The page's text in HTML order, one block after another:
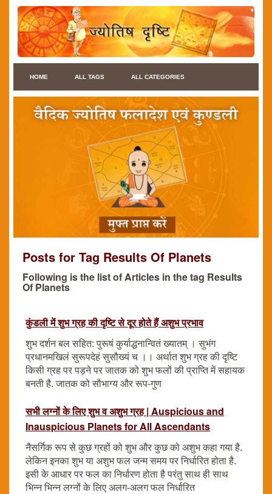
HOME ALL TAGS ALL CATEGORIES
Posts for Tag Results Of Planets
Following is the list of Articles in the tag Results
Of Planets
कुंडली में शुभ ग्रह की दृष्टि से दूर होते हैं अशुभ प्रभाव
शुभ दर्शन बल सहित: पुरूषं कुर्याद्धनान्वितं ख्यातम् । सुभंग
प्रधानमखिलं सुरूपदेहं सुसौख्यं च ।। अर्थात शुभ ग्रह की दृष्टि
किसी ग्रह पर पड़ने पर जातक को शुभ फलों की प्राप्ति में सहायक
बनती है. जातक को सौभाग्य और रूप-गुण
सभी लग्नों के लिए शुभ व अशुभ ग्रह | Auspicious and
Inauspicious Planets for All Ascendants
नैसर्गिक रूप से कुछ ग्रहों को शुभ और कुछ को अशुभ कहा गया है.
लेकिन इनका शुभ या अशुभ फल जन्म समय पर निर्धारित होता है.
इसी के आधार पर फल का निर्धारण होता है परंतु साथ ही साथ
भिन्न भिन्न लग्नों के लिए अलग-अलग फल निर्धारित